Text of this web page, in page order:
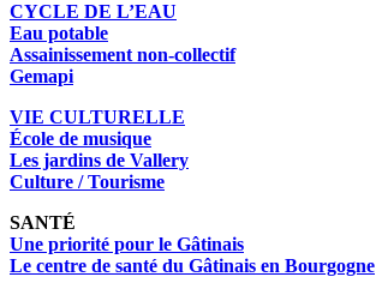
CYCLE DE L’EAU
Eau potable
Assainissement non-collectif
Gemapi
VIE CULTURELLE
École de musique
Les jardins de Vallery
Culture / Tourisme
SANTÉ
Une priorité pour le Gâtinais
Le centre de santé du Gâtinais en Bourgogne